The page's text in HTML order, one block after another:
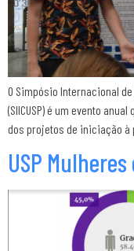
O Simpósio Internacional
(SIICUSP) é um evento
dos projetos de iniciação
USP